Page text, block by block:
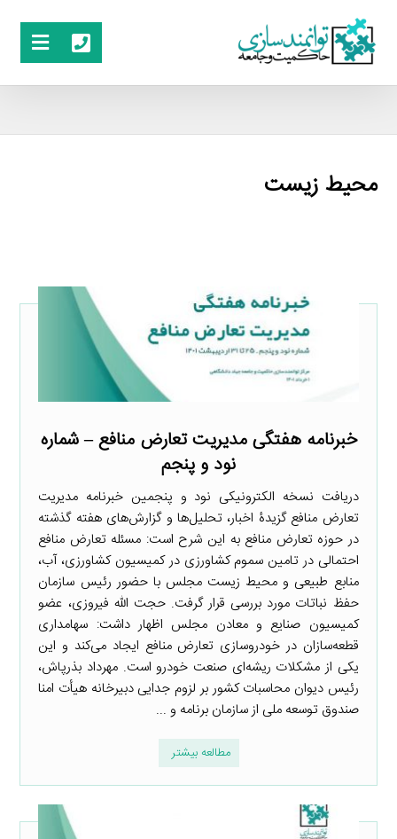
محیط زیست
خبرنامه هفتگی مدیریت تعارض منافع – شماره
نود و پنجم
دریافت نسخه الکترونیکی نود و پنجمین خبرنامه مدیریت
تعارض منافع گزیدۀ اخبار، تحلیل‌ها و گزارش‌های هفته گذشته
در حوزه تعارض منافع به این شرح است: مسئله تعارض منافع
احتمالی در تامین سموم کشاورزی در کمیسیون کشاورزی، آب،
منابع طبیعی و محیط زیست مجلس با حضور رئیس سازمان
حفظ نباتات مورد بررسی قرار گرفت. حجت الله فیروزی، عضو
کمیسیون صنایع و معادن مجلس اظهار داشت: سهامداری
قطعه‌سازان در خودروسازی تعارض منافع ایجاد می‌کند و این
یکی از مشکلات ریشه‌ای صنعت خودرو است. مهرداد بذرپاش،
رئیس دیوان محاسبات کشور بر لزوم جدایی دبیرخانه هیأت امنا
صندوق توسعه ملی از سازمان برنامه و ...
مطالعه بیشتر